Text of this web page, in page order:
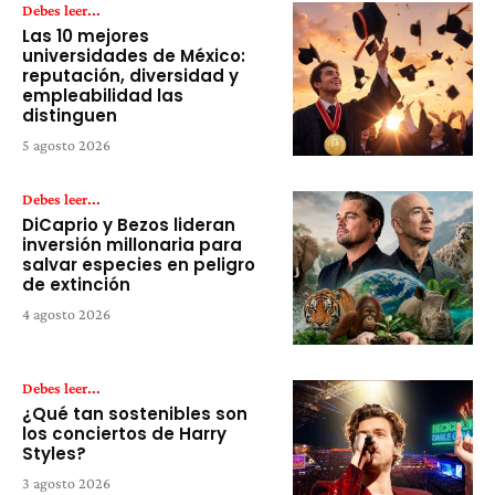
Debes leer...
Las 10 mejores
universidades de México:
reputación, diversidad y
empleabilidad las
distinguen
5 agosto 2026
Debes leer...
DiCaprio y Bezos lideran
inversión millonaria para
salvar especies en peligro
de extinción
4 agosto 2026
Debes leer...
¿Qué tan sostenibles son
los conciertos de Harry
Styles?
3 agosto 2026